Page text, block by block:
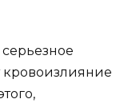
кровоизлияние